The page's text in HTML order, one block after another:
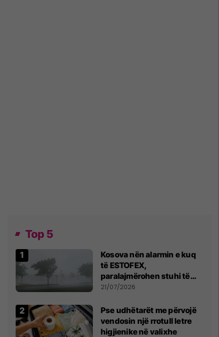
Top 5
Kosova nën alarmin e kuq
të ESTOFEX,
paralajmërohen stuhi të
fuqishme me breshër dhe
21/07/2026
Pse udhëtarët me përvojë
vendosin një rrotull letre
higjienike në valixhe